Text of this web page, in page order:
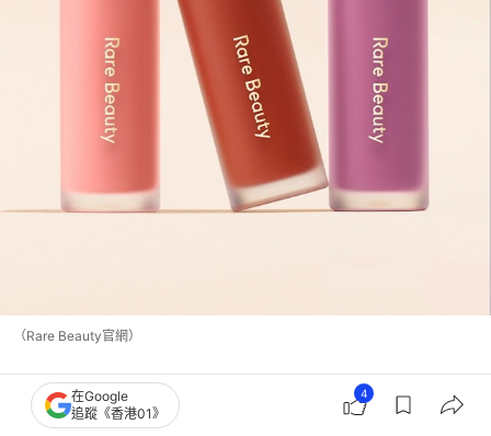
（Rare Beauty官網）
必收好物清單-香水類
在Google
追蹤《香港01》
4